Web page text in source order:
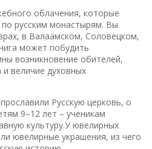
облачения, которые
русским монастырям. Вы
в Валаамском, Соловецком,
может побудить
возникновение обителей,
величие духовных
Русскую церковь, о
9–12 лет – ученикам
культуру.У ювелирных
ювелирные украшения, из чего